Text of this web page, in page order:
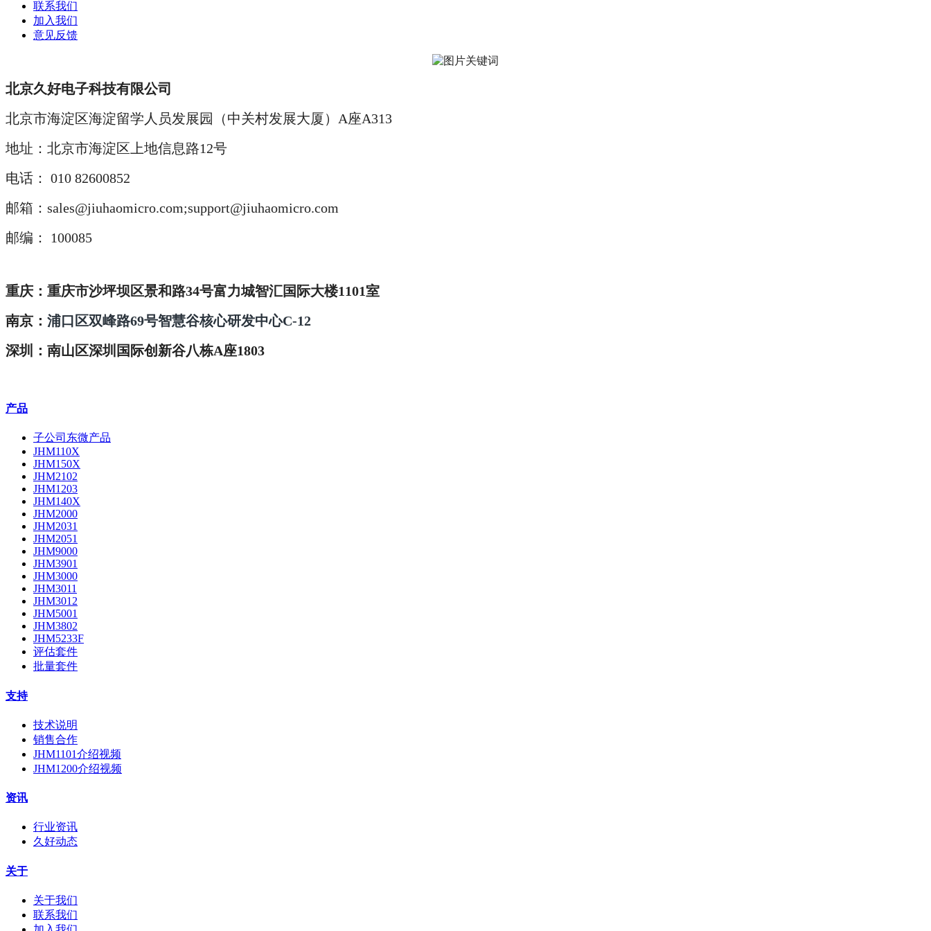
联系我们
加入我们
意见反馈
北京久好电子科技有限公司
北京市海淀区海淀留学人员发展园（中关村发展大厦）A座A313
地址：北京市海淀区上地信息路12号
电话： 010 82600852
邮箱：sales@jiuhaomicro.com;support@jiuhaomicro.com
邮编： 100085
重庆 ： 重庆市沙坪坝区景和路34号富力城智汇国际大楼1101室
南京： 浦口区双峰路69号智慧谷核心研发中心C-12
深圳：南山区深圳国际创新谷八栋A座1803
产品
子公司东微产品
JHM110X
JHM150X
JHM2102
JHM1203
JHM140X
JHM2000
JHM2031
JHM2051
JHM9000
JHM3901
JHM3000
JHM3011
JHM3012
JHM5001
JHM3802
JHM5233F
评估套件
批量套件
支持
技术说明
销售合作
JHM1101介绍视频
JHM1200介绍视频
资讯
行业资讯
久好动态
关于
关于我们
联系我们